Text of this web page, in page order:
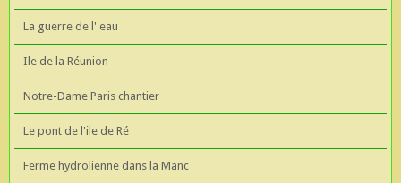
La guerre de l' eau
Ile de la Réunion
Notre-Dame Paris chantier
Le pont de l'ile de Ré
Ferme hydrolienne dans la Manc